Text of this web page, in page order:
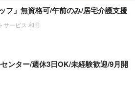
フ」無資格可/午前のみ/居宅介護支援
サービス 和田
ンター/週休3日OK/未経験歓迎/9月開